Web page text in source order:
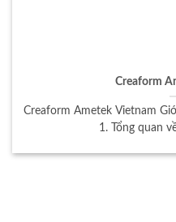
Creaform
Creaform Ametek Vietnam
1. Tổng quan